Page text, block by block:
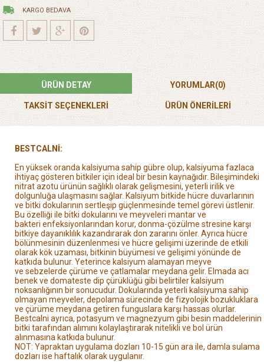
KARGO BEDAVA
ÜRÜN DETAY YORUMLAR(0)
TAKSİT SEÇENEKLERİ ÜRÜN ÖNERILERI
BESTCALNİ:
En yüksek oranda kalsiyuma sahip gübre olup, kalsiyuma fazlaca
ihtiyaç gösteren bitkileriçin ideal bir besin kaynağıdır. Bileşimindeki
nitrat azotu ürünün sağlıklı olarak gelişmesini, yeterli irilik ve
dolgunluğa ulaşmasını sağlar. Kalsiyum bitkide hücre duvarlarının
ve bitki dokularının sertleşip güçlenmesinde temel görevi üstlenir.
Bu özelliği ile bitki dokularını ve meyveleri mantar ve
bakteri enfeksiyonlarından korur, donma-çözülme stresine karşı
bitkiye dayanıklılık kazandırarak don zararını önler. Ayrıca hücre
bölünmesinin düzenlenmesi ve hücre gelişimi üzerinde de etkili
olarak kök uzaması, bitkinin büyümesi ve gelişimi yönünde de
katkıda bulunur. Yeterince kalsiyum alamayan meyve
ve sebzelerde çürüme ve çatlamalar meydana gelir. Elmada acı
benek ve domateste dip çürüklüğü gibi belirtiler kalsiyum
noksanlığının bir sonucudur. Dokularında yeterli kalsiyuma sahip
olmayan meyveler, depolama sürecinde de fizyolojik bozukluklara
ve çürüme meydana getiren funguslara karşı hassas olurlar.
Bestcalni ayrıca, potasyum ve magnezyum gibi besin maddelerinin
bitki tarafından alımını kolaylaştırarak nitelikli ve bol ürün
alınmasına katkıda bulunur.
NOT: Yapraktan uygulama dozları 10-15 gün ara ile, damla sulama
dozları ise haftalık olarak uygulanır.